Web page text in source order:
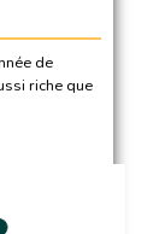
de
riche que